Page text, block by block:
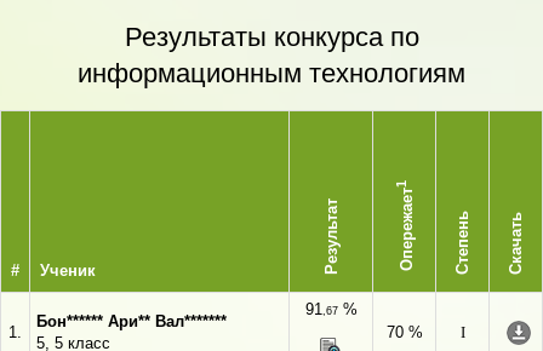
Результаты конкурса по
информационным технологиям
# Ученик Результат Опережает
1
Степень Скачать
1.
Бон****** Ари** Вал*******
5, 5 класс
91,67%
70 %
I